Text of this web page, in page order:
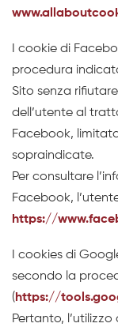
I cookie di
procedura
Sito senza
dell’utente al
Facebook,
sopraindicate.
Per consultare
Facebook,
https://
I cookies di
secondo la
( https://
Pertanto,